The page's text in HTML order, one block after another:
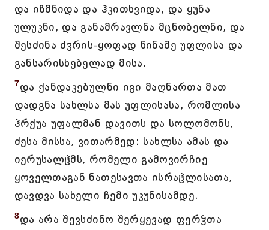
და იზმნიდა და ჰკითხვიდა, და ყუნა
ულუკნი, და განამრავლნა მცნობელნი, და
შესძინა ძჳრის-ყოფად წინაშე უფლისა და
განსარისხებელად მისა.
7და ქანდაკებულნი იგი მაღნართა მათ
დადგნა სახლსა მას უფლისასა, რომლისა
ჰრქუა უფალმან დავითს და სოლომონს,
ძესა მისსა, ვითარმედ: სახლსა ამას და
იერუსალჱმს, რომელი გამოვირჩიე
ყოველთაგან ნათესავთა ისრაჱლისათა,
დავდვა სახელი ჩემი უკუნისამდე.
8და არა შევსძინო შერყევად ფერჴთა